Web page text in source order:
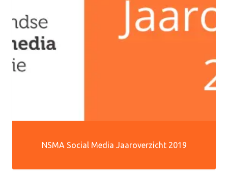
NSMA Social Media Jaaroverzicht 2019